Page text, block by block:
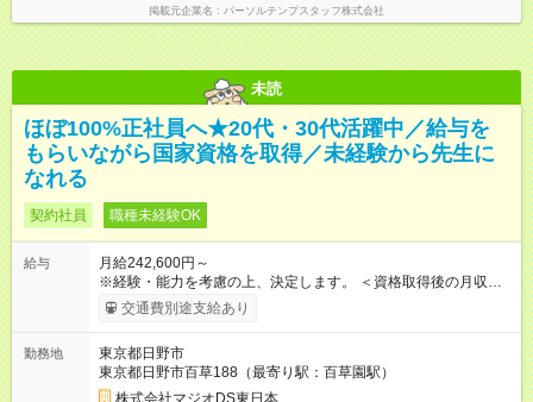
掲載元企業名 パーソルテンプスタッフ株式会社
未読
ほぼ100%正社員へ★20代・30代活躍中／給与を
もらいながら国家資格を取得／未経験から先生に
なれる
契約社員 職種未経験OK
給与
月給242,600円～
※経験・能力を考慮の上、決定します。 ＜資格取得後の月収例
＞ 月収30万円／月給24.2万円＋残業手当（入社8ヵ月目） 【試
用期間】試用期間あり 試用期間の長さ：6ヶ月 ※ 雇用形態と給
と同じです。 給与：月給 195,400円以上 ※試用期間6ヶ月(指導
員資格取得まで) その他、労働条件や待遇に変動はありませ
ん。
交通費別途支給あり
勤務地
東京都日野市
東京都日野市百草188（最寄り駅：百草園駅）
株式会社マジオDS東日本